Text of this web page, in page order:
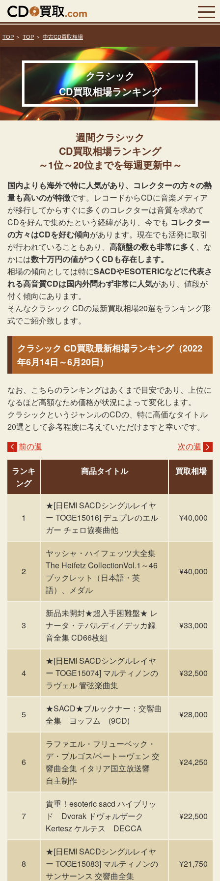
TOP TOP 中古CD買取相場
クラシック
CD買取相場ランキング
週間クラシック
CD買取相場ランキング
～1位～20位までを毎週更新中～
国内よりも海外で特に人気があり、コレクターの方々の熱
量も高いのが特徴です。レコードからCDに音楽メディア
が移行してからすぐに多くのコレクターは音質を求めて
CDを好んで集めたという経緯があり、今でも コレクター
の方々はCDを好む傾向があります。現在でも活発に取引
が行われていることもあり、 高額盤の数も非常に多く 、な
かには数十万円の値がつくCDも存在します。
相場の傾向としては特にSACDやESOTERICなどに代表さ
れる高音質CDは国内外問わず非常に人気があり、値段が
付く傾向にあります。
そんなクラシック CDの最新買取相場20選をランキング形
式でご紹介致します。
クラシック CD買取最新相場ランキング（2022
年6月14日～6月20日）
なお、こちらのランキングはあくまで目安であり、上位に
なるほど高額なため価格が状況によって変化します。
クラシックというジャンルのCDの、特に高価なタイトル
20選として参考程度に考えていただけますと幸いです。
前の週
次の週
ランキ
ング
商品タイトル 買取相場
1
★[日EMI SACDシングルレイヤ
ー TOGE15016] デュプレのエル
ガー チェロ協奏曲他
¥40,000
2
ヤッシャ・ハイフェッツ大全集
The Heifetz CollectionVol.1～46
ブックレット（日本語・英
語）、メダル
¥40,000
3
新品未開封★超入手困難盤★ レ
ナータ・テバルディ／デッカ録
音全集 CD66枚組
¥33,000
4
★[日EMI SACDシングルレイヤ
ー TOGE15074] マルティノンの
ラヴェル 管弦楽曲集
¥32,500
5
★SACD★ブルックナー：交響曲
全集 ヨッフム (9CD)
¥28,000
6
ラファエル・フリューベック・
デ・ブルゴス/ベートーヴェン 交
響曲全集 イタリア国立放送響
自主制作
¥24,250
7
貴重！esoteric sacd ハイブリッ
ド Dvorak ドヴォルザーク
Kertesz ケルテス DECCA
¥22,500
8
★[日EMI SACDシングルレイヤ
ー TOGE15083] マルティノンの
サンサーンス 交響曲全集
¥21,750